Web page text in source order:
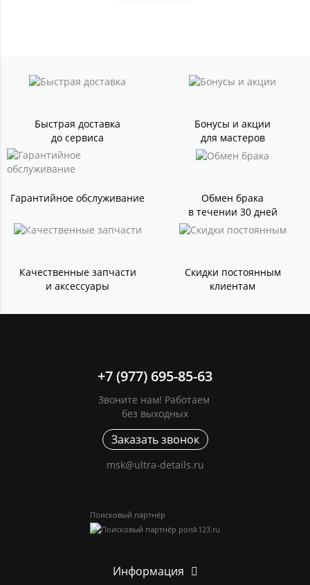
Быстрая доставка
до сервиса
Бонусы и акции
для мастеров
Гарантийное обслуживание
Обмен брака
в течении 30 дней
Качественные запчасти
и аксессуары
Скидки постоянным
клиентам
+7 (977) 695-85-63
Звоните нам! Работаем
без выходных
Заказать звонок
msk@ultra-details.ru
Поисковый партнёр
Информация